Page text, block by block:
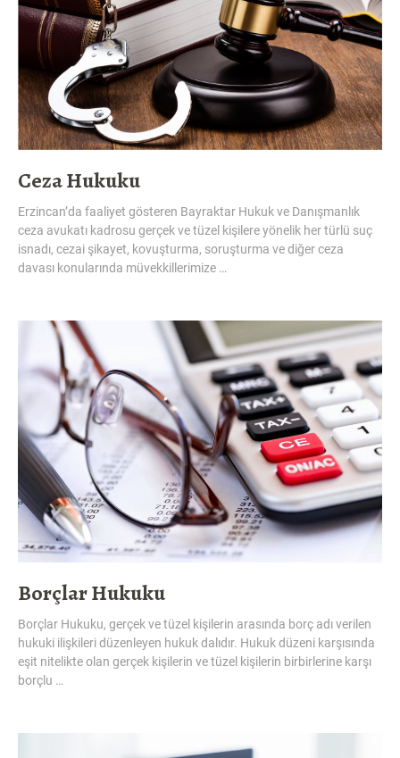
Ceza Hukuku
Erzincan’da faaliyet gösteren Bayraktar Hukuk ve Danışmanlık
ceza avukatı kadrosu gerçek ve tüzel kişilere yönelik her türlü suç
isnadı, cezai şikayet, kovuşturma, soruşturma ve diğer ceza
davası konularında müvekkillerimize …
Borçlar Hukuku
Borçlar Hukuku, gerçek ve tüzel kişilerin arasında borç adı verilen
hukuki ilişkileri düzenleyen hukuk dalıdır. Hukuk düzeni karşısında
eşit nitelikte olan gerçek kişilerin ve tüzel kişilerin birbirlerine karşı
borçlu …